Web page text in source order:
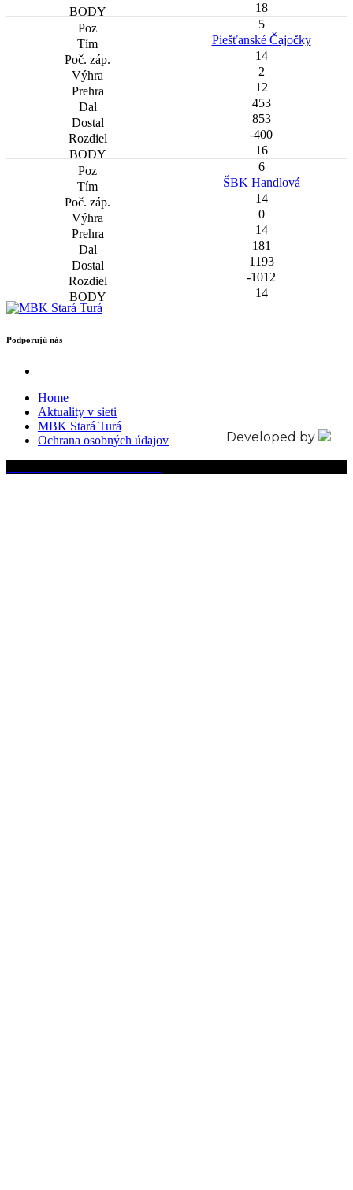
18
5
Piešťanské Čajočky
14
2
12
453
853
-400
16
6
ŠBK Handlová
14
0
14
181
1193
-1012
14
Podporujú nás
Home
Aktuality v sieti
MBK Stará Turá
Ochrana osobných údajov
Developed by